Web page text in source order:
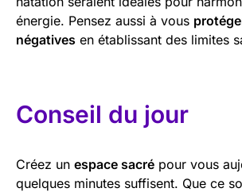
énergie. Pensez aussi à vous
négatives en établissant des limites
Conseil du jour
Créez un espace sacré pour vous
quelques minutes suffisent. Que ce